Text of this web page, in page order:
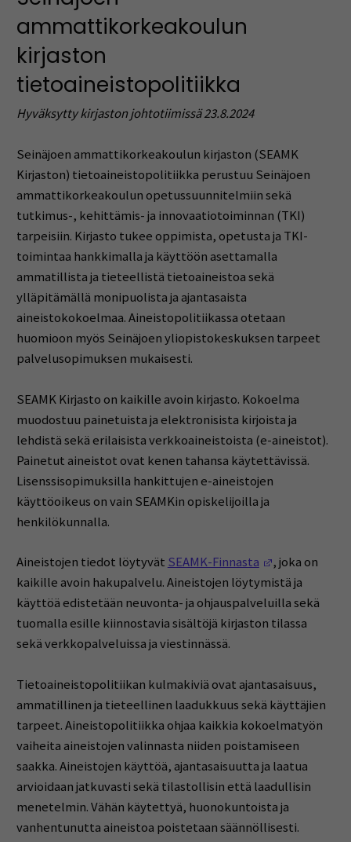
ammattikorkeakoulun
kirjaston
tietoaineistopolitiikka
Hyväksytty kirjaston johtotiimissä 23.8.2024
Seinäjoen ammattikorkeakoulun kirjaston (SEAMK
Kirjaston) tietoaineistopolitiikka perustuu Seinäjoen
ammattikorkeakoulun opetussuunnitelmiin sekä
tutkimus-, kehittämis- ja innovaatiotoiminnan (TKI)
tarpeisiin. Kirjasto tukee oppimista, opetusta ja TKI-
toimintaa hankkimalla ja käyttöön asettamalla
ammatillista ja tieteellistä tietoaineistoa sekä
ylläpitämällä monipuolista ja ajantasaista
aineistokokoelmaa. Aineistopolitiikassa otetaan
huomioon myös Seinäjoen yliopistokeskuksen tarpeet
palvelusopimuksen mukaisesti.
SEAMK Kirjasto on kaikille avoin kirjasto. Kokoelma
muodostuu painetuista ja elektronisista kirjoista ja
lehdistä sekä erilaisista verkkoaineistoista (e-aineistot).
Painetut aineistot ovat kenen tahansa käytettävissä.
Lisenssisopimuksilla hankittujen e-aineistojen
käyttöoikeus on vain SEAMKin opiskelijoilla ja
henkilökunnalla.
Aineistojen tiedot löytyvät SEAMK-Finnasta (Opens in a
, joka on
kaikille avoin hakupalvelu. Aineistojen löytymistä ja
käyttöä edistetään neuvonta- ja ohjauspalveluilla sekä
tuomalla esille kiinnostavia sisältöjä kirjaston tilassa
sekä verkkopalveluissa ja viestinnässä.
Tietoaineistopolitiikan kulmakiviä ovat ajantasaisuus,
ammatillinen ja tieteellinen laadukkuus sekä käyttäjien
tarpeet. Aineistopolitiikka ohjaa kaikkia kokoelmatyön
vaiheita aineistojen valinnasta niiden poistamiseen
saakka. Aineistojen käyttöä, ajantasaisuutta ja laatua
arvioidaan jatkuvasti sekä tilastollisin että laadullisin
menetelmin. Vähän käytettyä, huonokuntoista ja
vanhentunutta aineistoa poistetaan säännöllisesti.